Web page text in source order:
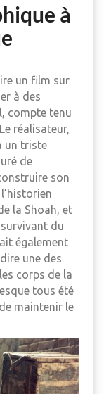
à
un film sur
à des
compte tenu
réalisateur,
un triste
de
son
la Shoah, et
du
également
une des
corps de la
tous été
maintenir le